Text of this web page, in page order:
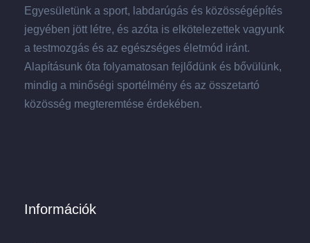
Egyesületünk a sport, labdarúgás és közösségépítés
jegyében jött létre, és azóta is elkötelezettek vagyunk
a testmozgás és az egészséges életmód iránt.
Alapításunk óta folyamatosan fejlődünk és bővülünk,
mindig a minőségi sportélmény és az összetartó
közösség megteremtése érdekében.
Információk